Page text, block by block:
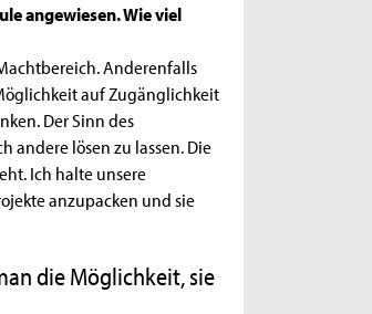
angewiesen. Wie viel
Anderenfalls
auf Zugänglichkeit
Der Sinn des
andere lösen zu lassen. Die
Ich halte unsere
anzupacken und sie
die Möglichkeit, sie